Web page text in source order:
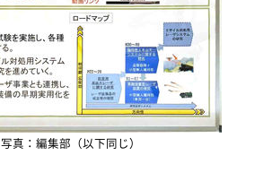
写真：編集部（以下同じ）